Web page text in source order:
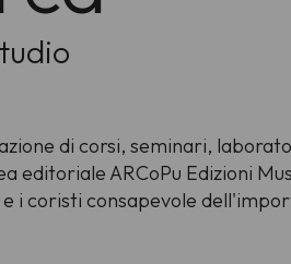
di corsi, seminari,
editoriale ARCoPu Edizioni
i coristi consapevole